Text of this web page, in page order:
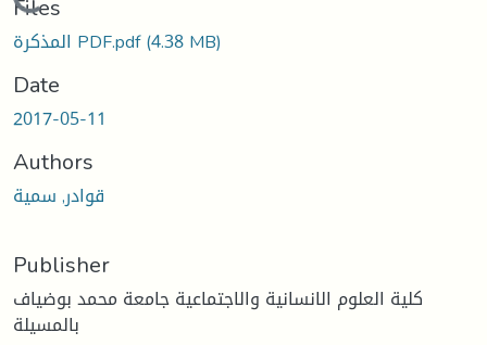
المذكرة PDF.pdf(4.38 MB)
Date
2017-05-11
Authors
قوادر, سمية
Publisher
كلية العلوم الانسانية والاجتماعية جامعة محمد بوضياف
بالمسيلة